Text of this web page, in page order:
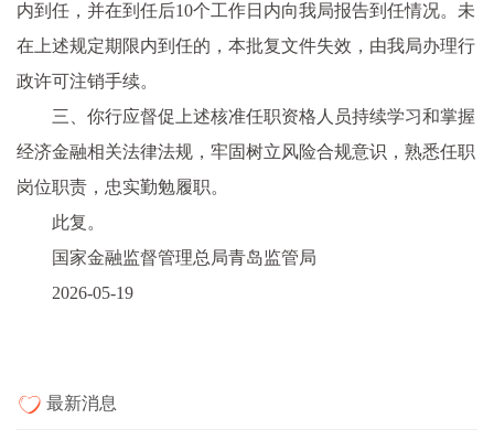
内到任，并在到任后10个工作日内向我局报告到任情况。未
在上述规定期限内到任的，本批复文件失效，由我局办理行
政许可注销手续。
三、你行应督促上述核准任职资格人员持续学习和掌握
经济金融相关法律法规，牢固树立风险合规意识，熟悉任职
岗位职责，忠实勤勉履职。
此复。
国家金融监督管理总局青岛监管局
2026-05-19
最新消息